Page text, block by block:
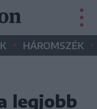
• HÁROMSZÉK •
legjobb